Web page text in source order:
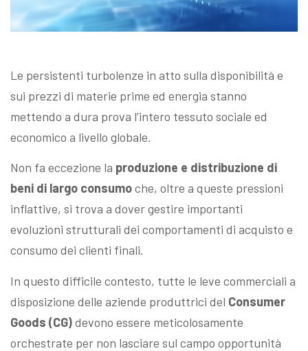
Le persistenti turbolenze in atto sulla disponibilità e
sui prezzi di materie prime ed energia stanno
mettendo a dura prova l’intero tessuto sociale ed
economico a livello globale.
Non fa eccezione la produzione e distribuzione di
beni di largo consumoche, oltre a queste pressioni
inflattive, si trova a dover gestire importanti
evoluzioni strutturali dei comportamenti di acquisto e
consumo dei clienti finali.
In questo difficile contesto, tutte le leve commerciali a
disposizione delle aziende produttrici del Consumer
Goods (CG)devono essere meticolosamente
orchestrate per non lasciare sul campo opportunità